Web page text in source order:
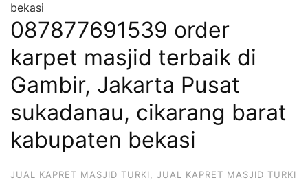
bekasi
087877691539 order
karpet masjid terbaik di
Gambir, Jakarta Pusat
sukadanau, cikarang barat
kabupaten bekasi
JUAL KAPRET MASJID TURKI
JUAL KAPRET MASJID TURKI